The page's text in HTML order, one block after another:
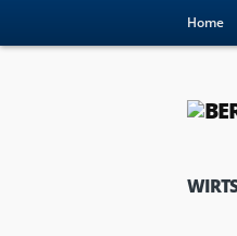
Home